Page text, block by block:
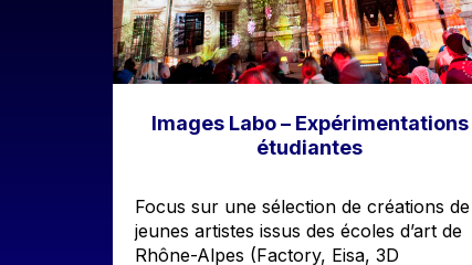
Images Labo – Expérimentations
étudiantes
Focus sur une sélection de créations de
jeunes artistes issus des écoles d’art de
Rhône-Alpes (Factory, Eisa, 3D